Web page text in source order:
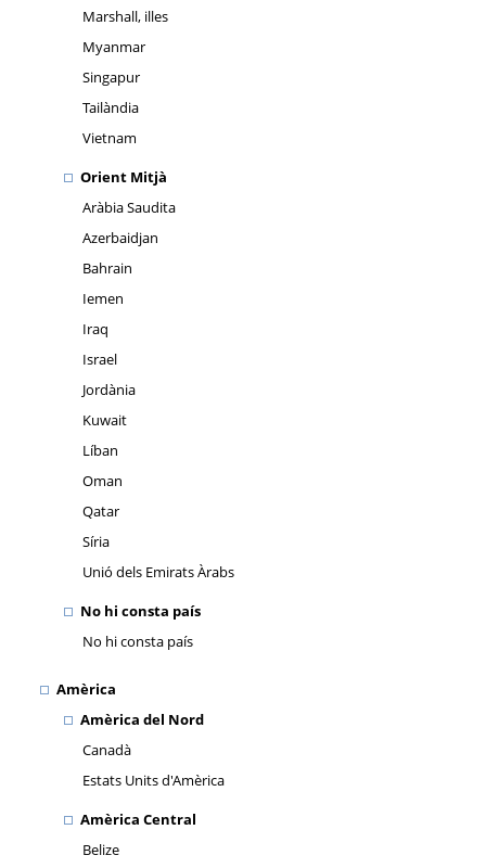
Marshall, illes
Myanmar
Singapur
Tailàndia
Vietnam
Orient Mitjà
Aràbia Saudita
Azerbaidjan
Bahrain
Iemen
Iraq
Israel
Jordània
Kuwait
Líban
Oman
Qatar
Síria
Unió dels Emirats Àrabs
No hi consta país
No hi consta país
Amèrica
Amèrica del Nord
Canadà
Estats Units d'Amèrica
Amèrica Central
Belize